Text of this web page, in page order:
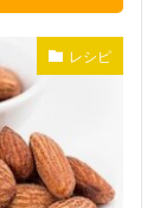
レシピ